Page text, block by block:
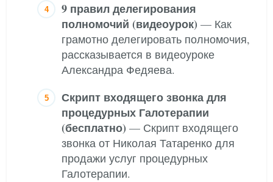
9 правил делегирования
полномочий (видеоурок) — Как
грамотно делегировать полномочия,
рассказывается в видеоуроке
Александра Федяева.
Скрипт входящего звонка для
процедурных Галотерапии
(бесплатно) — Скрипт входящего
звонка от Николая Татаренко для
продажи услуг процедурных
Галотерапии.